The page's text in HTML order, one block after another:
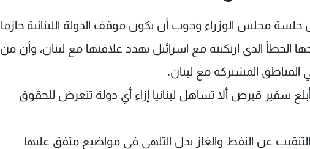
جلسة مجلس الوزراء وجوب أن يكون موقف الدولة اللبنانية حازما
الخطأ الذي ارتكبته مع اسرائيل يهدد علاقتها مع لبنان، وأن من
المناطق المشتركة مع لبنان.
سفير قبرص ألا تساهل لبنانيا إزاء أي دولة تتعرض للحقوق
عن النفط والغاز بدل التلهي في مواضيع متفق عليها